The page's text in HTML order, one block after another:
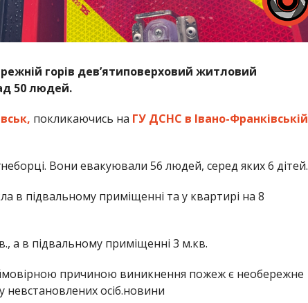
горів дев’ятиповерховий житловий
50 людей.
покликаючись на ГУ ДСНС в Івано-Франківській
Вони евакуювали 56 людей, серед яких 6 дітей.
підвальному приміщенні та у квартирі на 8
а в підвальному приміщенні 3 м.кв.
причиною виникнення пожеж є необережне
невстановлених осіб.новини